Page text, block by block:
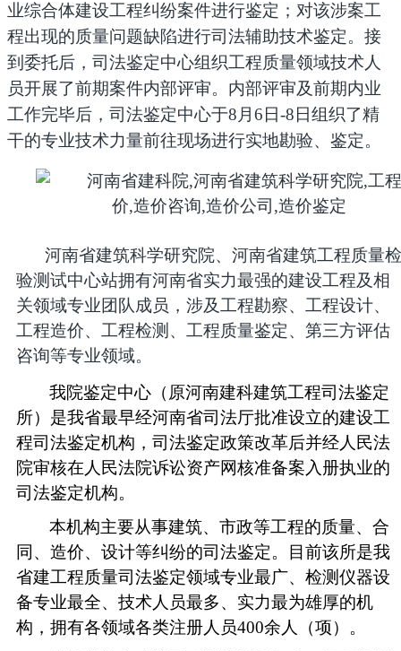
业综合体建设工程纠纷案件进行鉴定 ；对该涉案工
程出现的质量问题缺陷进行司法辅助技术鉴定。接
到委托后，司法鉴定中心组织工程质量领域技术人
员开展了前期案件内部评审。内部评审及前期内业
工作完毕后，司法鉴定中心于8月6日-8日组织了精
干的专业技术力量前往现场进行实地勘验、鉴定。
河南省建筑科学研究院、河南省建筑工程质量检
验测试中心站拥有河南省实力最强的建设工程及相
关领域专业团队成员，涉及工程勘察、工程设计、
工程造价、工程检测、工程质量鉴定、第三方评估
咨询等专业领域。
我院鉴定中心（原河南建科建筑工程司法鉴定
所）是我省最早经河南省司法厅批准设立的建设工
程司法鉴定机构，司法鉴定政策改革后并经人民法
院审核在人民法院诉讼资产网核准备案入册执业的
司法鉴定机构。
本机构主要从事建筑、市政等工程的质量、合
同、造价、设计等纠纷的司法鉴定。目前该所是我
省建工程质量司法鉴定领域专业最广、检测仪器设
备专业最全、技术人员最多、实力最为雄厚的机
构，拥有各领域各类注册人员400余人（项）。